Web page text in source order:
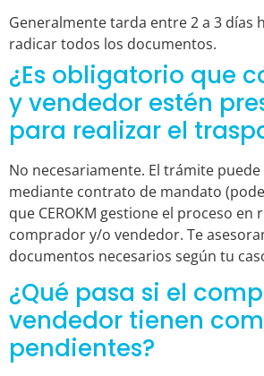
Generalmente tarda entre 2 a 3 días
radicar todos los documentos.
¿Es obligatorio que
y vendedor estén
para realizar el
No necesariamente. El trámite
mediante contrato de mandato
que CEROKM gestione el proceso en
comprador y/o vendedor. Te
documentos necesarios según tu
¿Qué pasa si el
vendedor tienen
pendientes?